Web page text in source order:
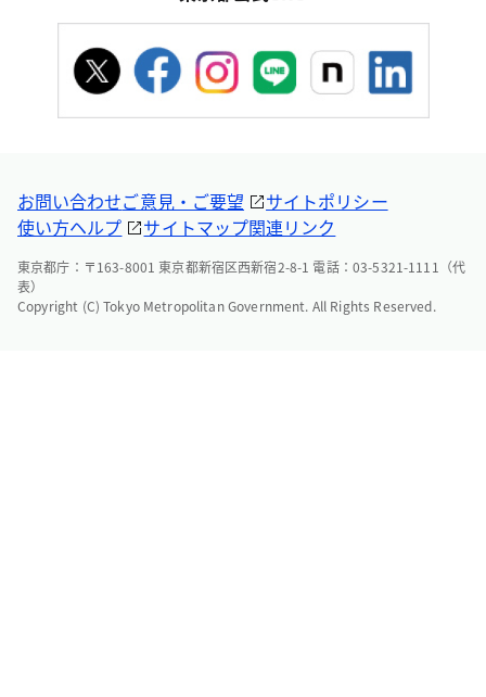
お問い合わせご意見・ご要望
サイトポリシー
使い方ヘルプ
サイトマップ関連リンク
東京都庁：〒163-8001 東京都新宿区西新宿2-8-1 電話：03-5321-1111（代
表）
Copyright (C) Tokyo Metropolitan Government. All Rights Reserved.